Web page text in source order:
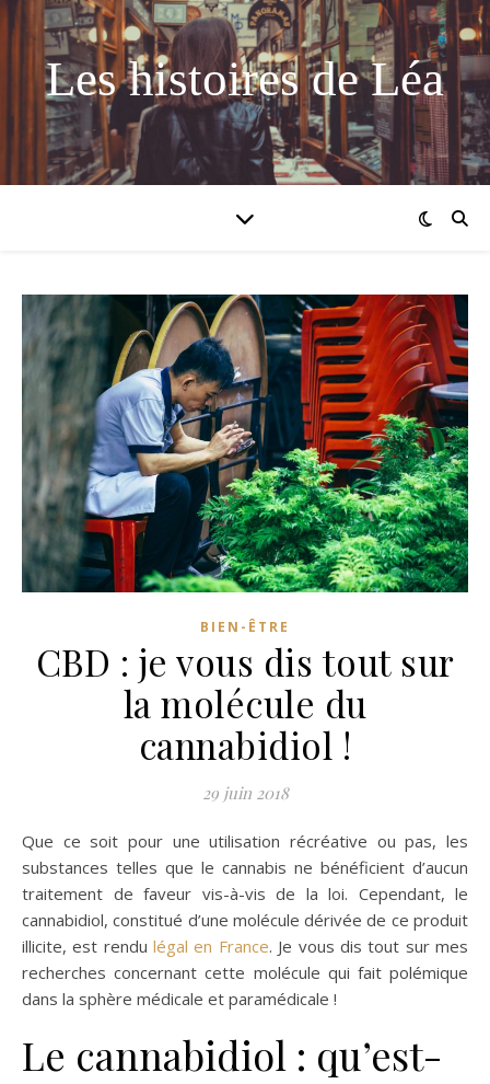
Les histoires de Léa
BIEN-ÊTRE
CBD : je vous dis tout sur
la molécule du
cannabidiol !
29 juin 2018
Que ce soit pour une utilisation récréative ou pas, les
substances telles que le cannabis ne bénéficient d’aucun
traitement de faveur vis-à-vis de la loi. Cependant, le
cannabidiol, constitué d’une molécule dérivée de ce produit
illicite, est rendulégal en France. Je vous dis tout sur mes
recherches concernant cette molécule qui fait polémique
dans la sphère médicale et paramédicale !
Le cannabidiol : qu’est-